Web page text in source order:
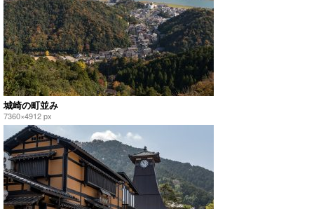
城崎の町並み
7360×4912 px